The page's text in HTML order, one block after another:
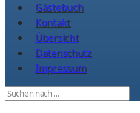
Gästebuch
Kontakt
Übersicht
Datenschutz
Impressum